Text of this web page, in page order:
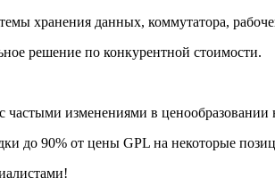
хранения данных, коммутатора,
решение по конкурентной стоимости.
изменениями в ценообразовании
до 90% от цены GPL на некоторые